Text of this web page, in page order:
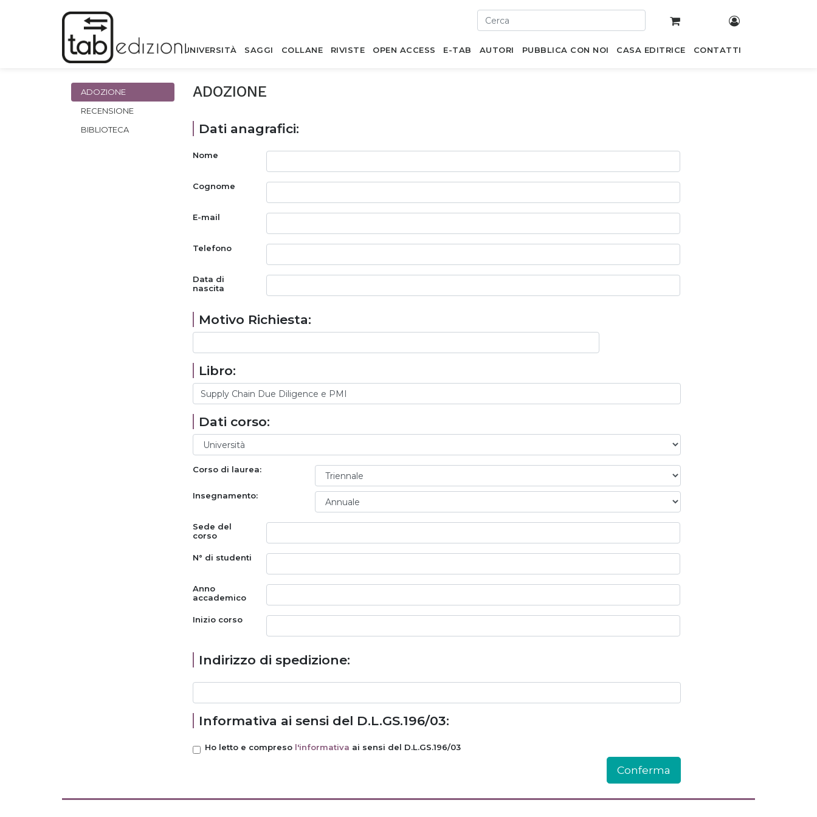
UNIVERSITÀ SAGGI COLLANE RIVISTE OPEN ACCESS E-TAB AUTORI PUBBLICA CON NOI CASA EDITRICE CONTATTI
ADOZIONE
RECENSIONE
BIBLIOTECA
ADOZIONE
Dati anagrafici:
Nome
Cognome
E-mail
Telefono
Data di
nascita
Motivo Richiesta:
Libro:
Dati corso:
Corso di laurea:
Insegnamento:
Sede del
corso
N° di studenti
Anno
accademico
Inizio corso
Indirizzo di spedizione:
Informativa ai sensi del D.L.GS.196/03:
Ho letto e compreso l'informativa ai sensi del D.L.GS.196/03